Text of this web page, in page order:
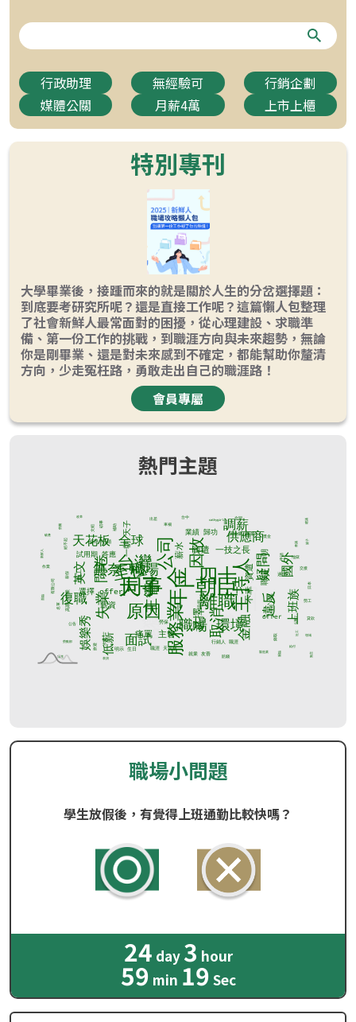
行政助理 無經驗可
行銷企劃
媒體公關
月薪4萬 上市上櫃
特別專刊
大學畢業後，接踵而來的就是關於人生的分岔選擇題：
到底要考研究所呢？還是直接工作呢？這篇懶人包整理
了社會新鮮人最常面對的困擾，從心理建設、求職準
備、第一份工作的挑戰，到職涯方向與未來趨勢，無論
你是剛畢業、還是對未來感到不確定，都能幫助你釐清
方向，少走冤枉路，勇敢走出自己的職涯路！
會員專屬
熱門主題
職場小問題
學生放假後，有覺得上班通勤比較快嗎？
24 day 3 hour
59 min 18 Sec